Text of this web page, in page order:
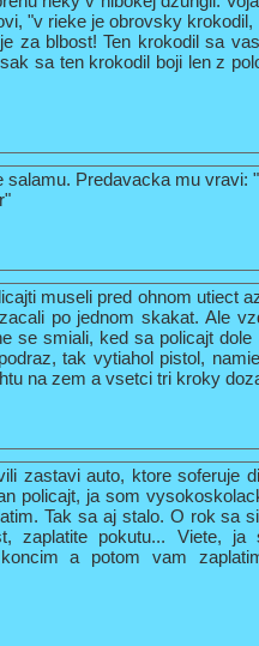
"v rieke je obrovsky
za blbost! Ten krokodil sa
sa ten krokodil boji len z
Predavacka mu vravi:
museli pred ohnom utiect
po jednom skakat. Ale
se smiali, ked sa policajt
tak vytiahol pistol,
na zem a vsetci tri kroky
zastavi auto, ktore soferuje
policajt, ja som
Tak sa aj stalo. O rok sa
zaplatite pokutu... Viete,
a potom vam